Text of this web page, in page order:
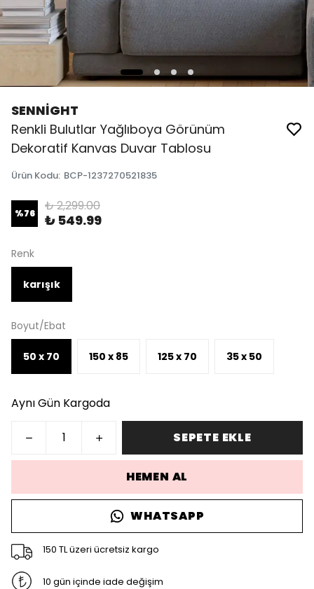
SENNİGHT
Renkli Bulutlar Yağlıboya Görünüm
Dekoratif Kanvas Duvar Tablosu
Ürün Kodu: BCP-1237270521835
%76 ₺ 2,299.00
₺ 549.99
Renk
karışık
Boyut/Ebat
50 x 70 150 x 85 125 x 70 35 x 50
Aynı Gün Kargoda
SEPETE EKLE
HEMEN AL
WHATSAPP
150 TL üzeri ücretsiz kargo
10 gün içinde iade değişim